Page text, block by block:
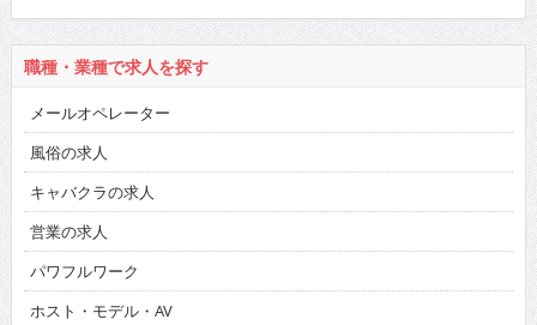
職種・業種で求人を探す
メールオペレーター
風俗の求人
キャバクラの求人
営業の求人
パワフルワーク
ホスト・モデル・AV